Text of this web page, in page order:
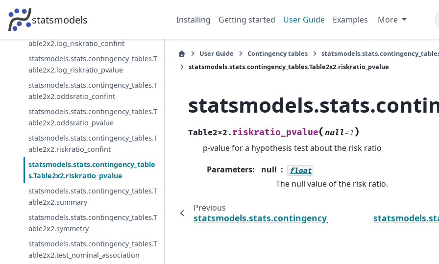
statsmodels Installing Getting started User Guide Examples More
statsmodels.stats.contingency_tables.T
able2x2.log_oddsratio_pvalue
able2x2.log_riskratio_confint
statsmodels.stats.contingency_tables.T
able2x2.log_riskratio_pvalue
statsmodels.stats.contingency_tables.T
able2x2.oddsratio_confint
statsmodels.stats.contingency_tables.T
able2x2.oddsratio_pvalue
statsmodels.stats.contingency_tables.T
able2x2.riskratio_confint
statsmodels.stats.contingency_table
s.Table2x2.riskratio_pvalue
statsmodels.stats.contingency_tables.T
able2x2.summary
statsmodels.stats.contingency_tables.T
able2x2.symmetry
statsmodels.stats.contingency_tables.T
able2x2.test_nominal_association
User Guide Contingency tables
statsmodels.stats.contingency_tables.Table2x2.riskratio_pvalue
Table2x2. riskratio_pvalue( null=1 )
p-value for a hypothesis test about the risk ratio
Parameters: null float
The null value of the risk ratio.
Previous